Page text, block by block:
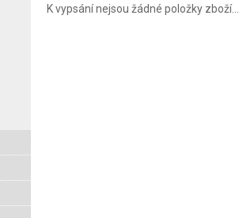
K vypsání nejsou žádné položky zboží...